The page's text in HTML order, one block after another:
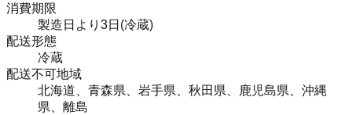
消費期限
製造日より3日(冷蔵)
配送形態
冷蔵
配送不可地域
北海道、青森県、岩手県、秋田県、鹿児島県、沖縄
県、離島